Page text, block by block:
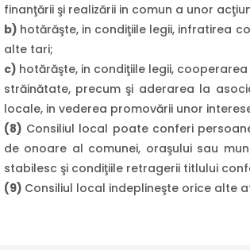
finanţării şi realizării in comun a unor
b) hotărăşte, in condiţiile legii, infratirea
alte tari;
c) hotărăşte, in condiţiile legii,
străinătate, precum şi aderarea la
locale, in vederea promovării unor
(8) Consiliul local poate conferi
de onoare al comunei, oraşului sau
stabilesc şi condiţiile retragerii titlului
(9) Consiliul local indeplineşte orice alte